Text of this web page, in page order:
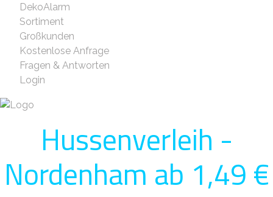
DekoAlarm
Sortiment
Großkunden
Kostenlose Anfrage
Fragen & Antworten
Login
Hussenverleih -
Nordenham ab 1,49 €